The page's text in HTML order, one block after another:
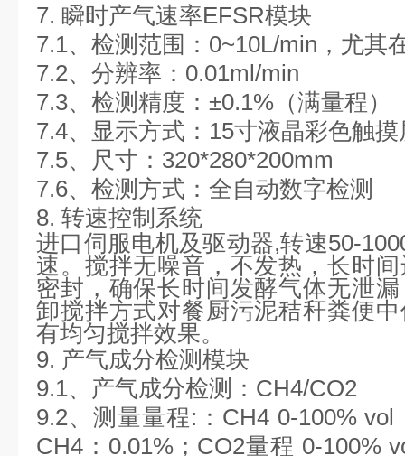
7. 瞬时产气速率EFSR模块
7.1、检测范围：0~10L/min，尤其
7.2、分辨率：0.01ml/min
7.3、检测精度：±0.1%（满量程）
7.4、显示方式：15寸液晶彩色触
7.5、尺寸：320*280*200mm
7.6、检测方式：全自动数字检测
8. 转速控制系统
进口伺服电机及驱动器,转速50-
速。搅拌无噪音，不发热，长时
密封，确保长时间发酵气体无泄
卸搅拌方式对餐厨污泥秸秆粪便
有均匀搅拌效果。
9. 产气成分检测模块
9.1、产气成分检测：CH4/CO2
9.2、测量量程:：CH4 0-100%
CH4：0.01%；CO2量程 0-100%